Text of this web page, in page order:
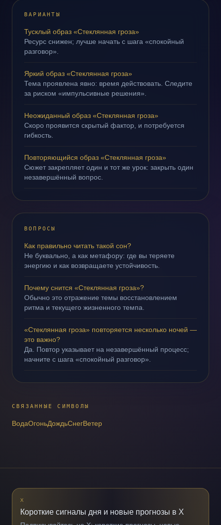
ВАРИАНТЫ
Тусклый образ «Стеклянная гроза»
Ресурс снижен; лучше начать с шага «спокойный
разговор».
Яркий образ «Стеклянная гроза»
Тема проявлена явно: время действовать. Следите
за риском «импульсивные решения».
Неожиданный образ «Стеклянная гроза»
Скоро проявится скрытый фактор, и потребуется
гибкость.
Повторяющийся образ «Стеклянная гроза»
Сюжет закрепляет один и тот же урок: закрыть один
незавершённый вопрос.
ВОПРОСЫ
Как правильно читать такой сон?
Не буквально, а как метафору: где вы теряете
энергию и как возвращаете устойчивость.
Почему снится «Стеклянная гроза»?
Обычно это отражение темы восстановлением
ритма и текущего жизненного темпа.
«Стеклянная гроза» повторяется несколько ночей —
это важно?
Да. Повтор указывает на незавершённый процесс;
начните с шага «спокойный разговор».
СВЯЗАННЫЕ СИМВОЛЫ
ВодаОгоньДождьСнегВетер
X
Короткие сигналы дня и новые прогнозы в X